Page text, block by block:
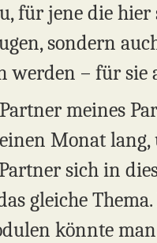
für jene die
sondern
werden – für sie
meines
Monat
sich in
gleiche
könnte